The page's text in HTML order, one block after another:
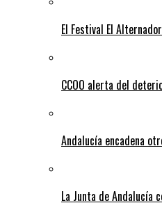
El Festival El
CCOO alerta del
Andalucía encadena
La Junta de